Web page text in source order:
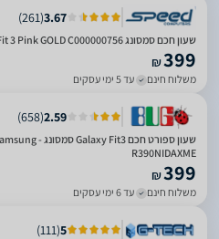
3.67
(
261
)
שעון חכם סמסונג Samsung Galaxy Fit 3 Pink GOLD C000000756
₪399
משלוח חינם עד 5 ימי עסקים
2.59
(
658
)
R390NIDAXME
₪399
משלוח חינם עד 6 ימי עסקים
5
(
111
)